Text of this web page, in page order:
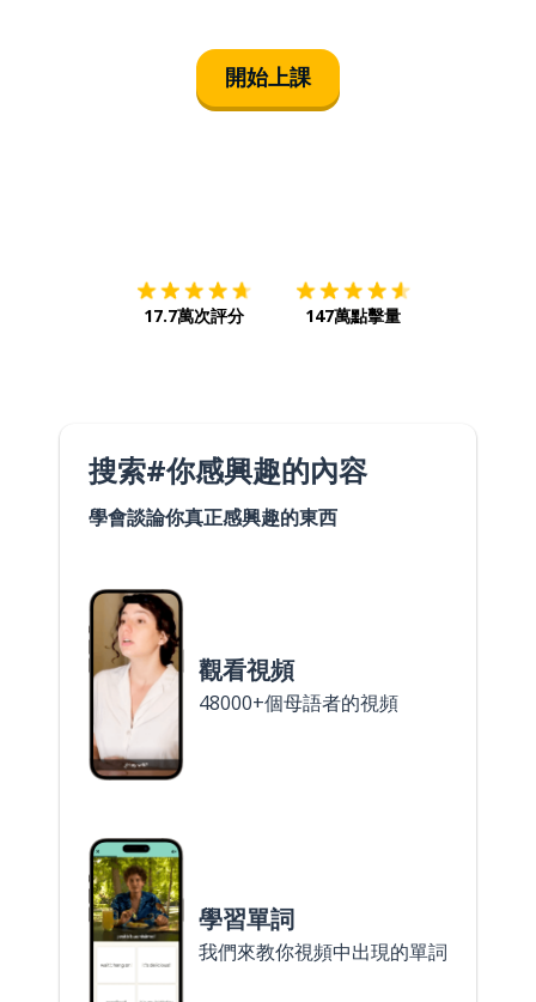
開始上課
17.7萬次評分 147萬點擊量
搜索#你感興趣的內容
學會談論你真正感興趣的東西
觀看視頻
48000+個母語者的視頻
學習單詞
我們來教你視頻中出現的單詞